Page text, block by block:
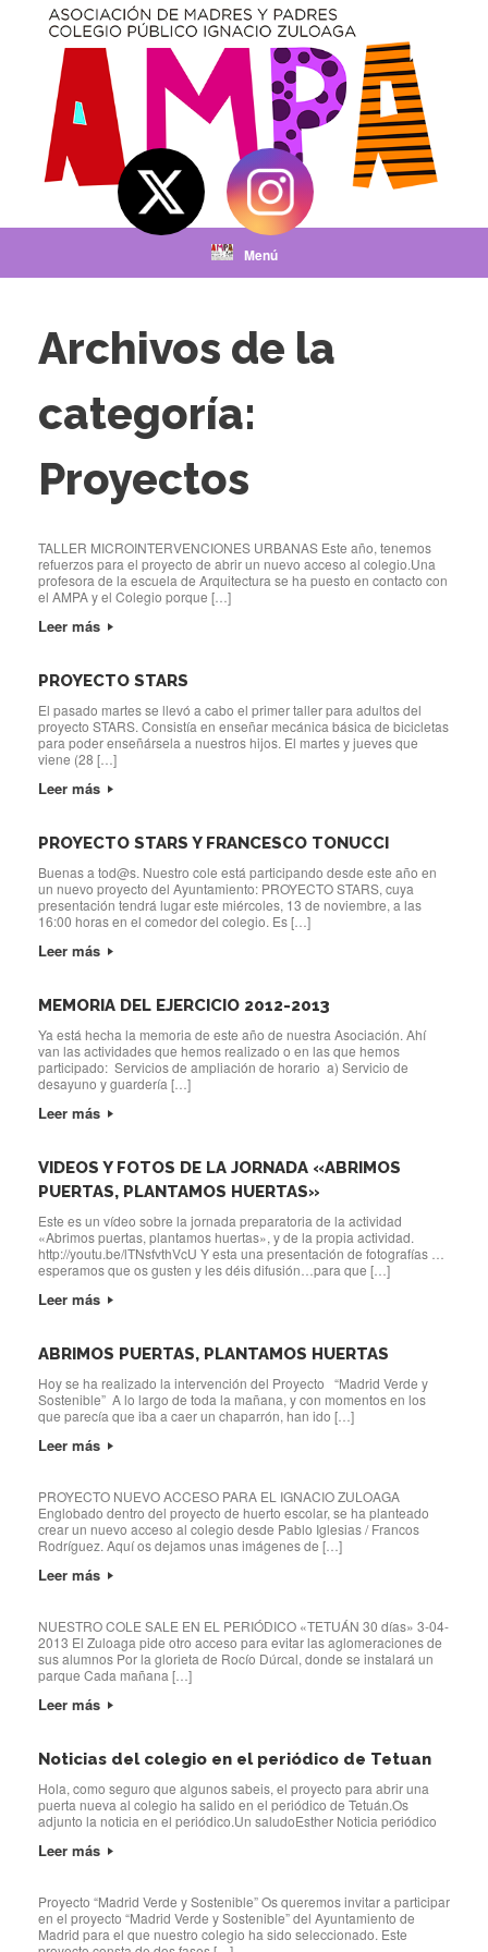
Menú
Archivos de la
categoría:
Proyectos
TALLER MICROINTERVENCIONES URBANAS Este año, tenemos
refuerzos para el proyecto de abrir un nuevo acceso al colegio.Una
profesora de la escuela de Arquitectura se ha puesto en contacto con
el AMPA y el Colegio porque […]
Leer más
PROYECTO STARS
El pasado martes se llevó a cabo el primer taller para adultos del
proyecto STARS. Consistía en enseñar mecánica básica de bicicletas
para poder enseñársela a nuestros hijos. El martes y jueves que
viene (28 […]
Leer más
PROYECTO STARS Y FRANCESCO TONUCCI
Buenas a tod@s. Nuestro cole está participando desde este año en
un nuevo proyecto del Ayuntamiento: PROYECTO STARS, cuya
presentación tendrá lugar este miércoles, 13 de noviembre, a las
16:00 horas en el comedor del colegio. Es […]
Leer más
MEMORIA DEL EJERCICIO 2012-2013
Ya está hecha la memoria de este año de nuestra Asociación. Ahí
van las actividades que hemos realizado o en las que hemos
participado: Servicios de ampliación de horario a) Servicio de
desayuno y guardería […]
Leer más
VIDEOS Y FOTOS DE LA JORNADA «ABRIMOS
PUERTAS, PLANTAMOS HUERTAS»
Este es un vídeo sobre la jornada preparatoria de la actividad
«Abrimos puertas, plantamos huertas», y de la propia actividad.
http://youtu.be/lTNsfvthVcU Y esta una presentación de fotografías …
esperamos que os gusten y les déis difusión…para que […]
Leer más
ABRIMOS PUERTAS, PLANTAMOS HUERTAS
Hoy se ha realizado la intervención del Proyecto “Madrid Verde y
Sostenible” A lo largo de toda la mañana, y con momentos en los
que parecía que iba a caer un chaparrón, han ido […]
Leer más
PROYECTO NUEVO ACCESO PARA EL IGNACIO ZULOAGA
Englobado dentro del proyecto de huerto escolar, se ha planteado
crear un nuevo acceso al colegio desde Pablo Iglesias / Francos
Rodríguez. Aquí os dejamos unas imágenes de […]
Leer más
NUESTRO COLE SALE EN EL PERIÓDICO «TETUÁN 30 días» 3-04-
2013 El Zuloaga pide otro acceso para evitar las aglomeraciones de
sus alumnos Por la glorieta de Rocío Dúrcal, donde se instalará un
parque Cada mañana […]
Leer más
Noticias del colegio en el periódico de Tetuan
Hola, como seguro que algunos sabeis, el proyecto para abrir una
puerta nueva al colegio ha salido en el periódico de Tetuán.Os
adjunto la noticia en el periódico.Un saludoEsther Noticia periódico
Leer más
Proyecto “Madrid Verde y Sostenible” Os queremos invitar a participar
en el proyecto “Madrid Verde y Sostenible” del Ayuntamiento de
Madrid para el que nuestro colegio ha sido seleccionado. Este